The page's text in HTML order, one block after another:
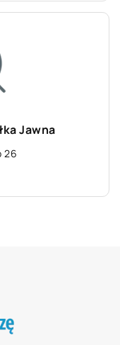
Jawna
26